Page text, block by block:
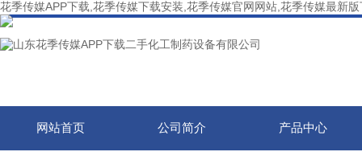
花季传媒APP下载,花季传媒下载安装,花季传媒官网网站,花季传媒最新
网站首页 公司简介 产品中心